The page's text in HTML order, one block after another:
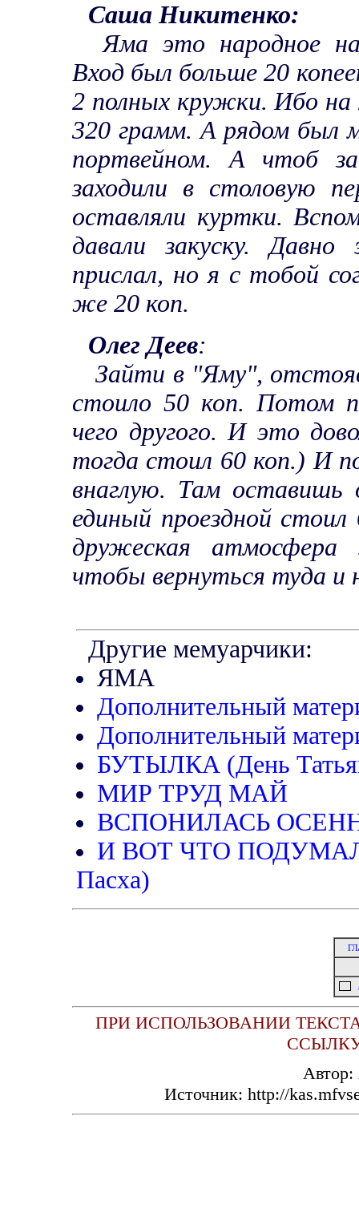
Саша Никитенко:
Яма это народное
Вход был больше 20
2 полных кружки. Ибо на
320 грамм. А рядом был
портвейном. А чтоб
заходили в столовую
оставляли куртки.
давали закуску.
прислал, но я с тобой
же 20 коп.
Олег Деев:
Зайти в "Яму",
стоило 50 коп. Потом
чего другого. И это
тогда стоил 60 коп.) И
внаглую. Там
единый проездной
дружеская
чтобы вернуться туда и
Другие мемуарчики:
ЯМА
Дополнительный
Дополнительный
БУТЫЛКА (День
МИР ТРУД МАЙ
ВСПОНИЛАСЬ
И ВОТ ЧТО
Пасха)
ПРИ ИСПОЛЬЗОВАНИИ
Автор:
Источник: http://